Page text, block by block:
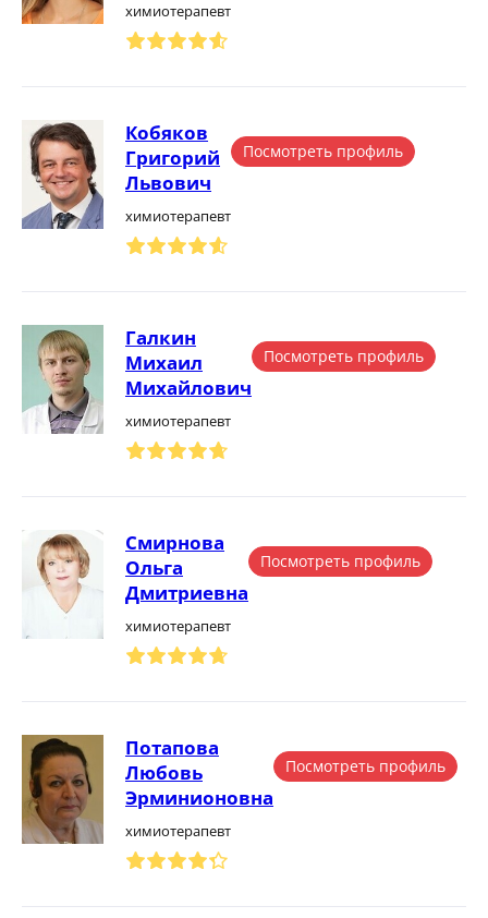
химиотерапевт
Кобяков
Григорий
Львович
химиотерапевт
Посмотреть профиль
Галкин
Михаил
Михайлович
химиотерапевт
Посмотреть профиль
Смирнова
Ольга
Дмитриевна
химиотерапевт
Посмотреть профиль
Потапова
Любовь
Эрминионовна
химиотерапевт
Посмотреть профиль